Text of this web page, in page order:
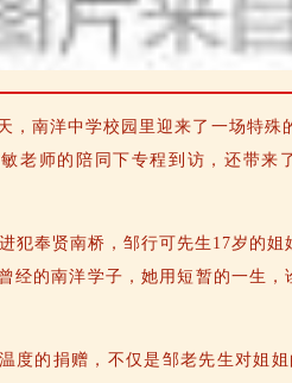
，南洋中学校园里迎来了一场特
老师的陪同下专程到访，还带
犯奉贤南桥，邹行可先生17岁的
经的南洋学子，她用短暂的一生
度的捐赠，不仅是邹老先生对姐